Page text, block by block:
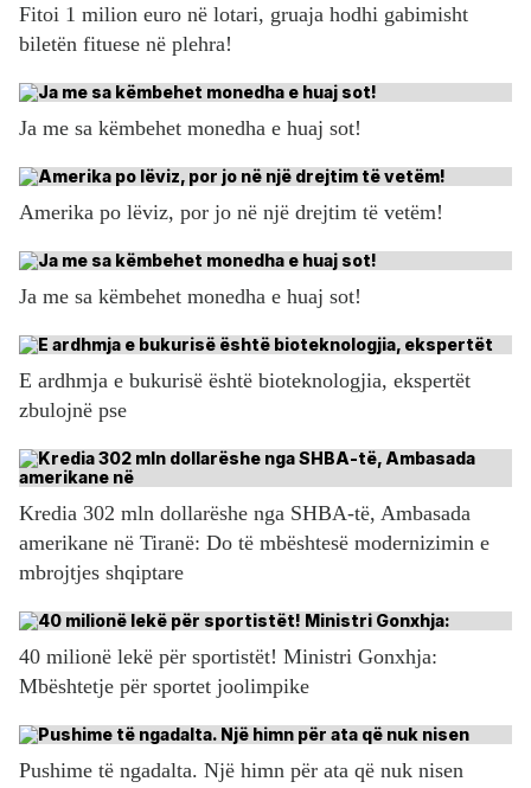
Fitoi 1 milion euro në lotari, gruaja hodhi gabimisht
biletën fituese në plehra!
Ja me sa këmbehet monedha e huaj sot!
Amerika po lëviz, por jo në një drejtim të vetëm!
Ja me sa këmbehet monedha e huaj sot!
E ardhmja e bukurisë është bioteknologjia, ekspertët
zbulojnë pse
Kredia 302 mln dollarëshe nga SHBA-të, Ambasada
amerikane në Tiranë: Do të mbështesë modernizimin e
mbrojtjes shqiptare
40 milionë lekë për sportistët! Ministri Gonxhja:
Mbështetje për sportet joolimpike
Pushime të ngadalta. Një himn për ata që nuk nisen